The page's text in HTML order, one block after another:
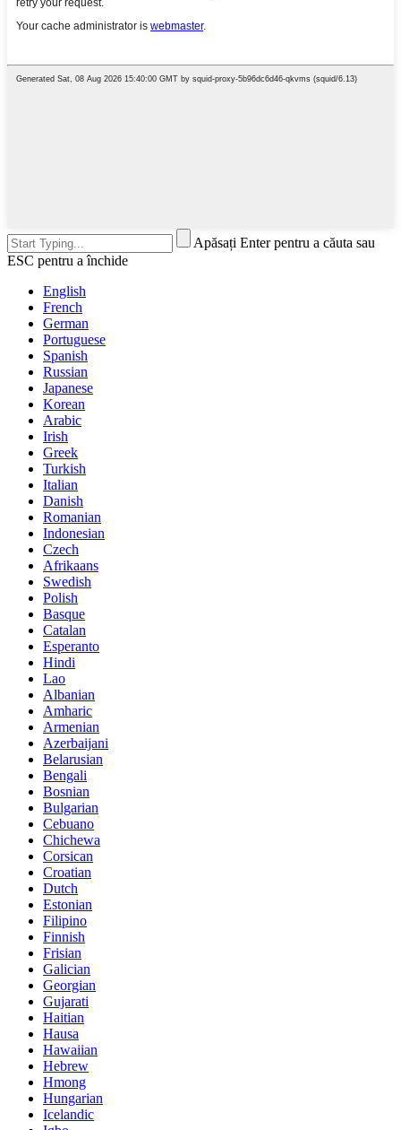
Apăsați Enter pentru a căuta sau
ESC pentru a închide
English
French
German
Portuguese
Spanish
Russian
Japanese
Korean
Arabic
Irish
Greek
Turkish
Italian
Danish
Romanian
Indonesian
Czech
Afrikaans
Swedish
Polish
Basque
Catalan
Esperanto
Hindi
Lao
Albanian
Amharic
Armenian
Azerbaijani
Belarusian
Bengali
Bosnian
Bulgarian
Cebuano
Chichewa
Corsican
Croatian
Dutch
Estonian
Filipino
Finnish
Frisian
Galician
Georgian
Gujarati
Haitian
Hausa
Hawaiian
Hebrew
Hmong
Hungarian
Icelandic